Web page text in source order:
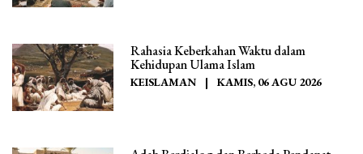
Rahasia Keberkahan Waktu dalam
Kehidupan Ulama Islam
KEISLAMAN | KAMIS, 06 AGU 2026